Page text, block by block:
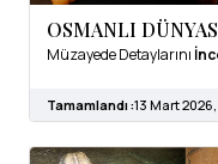
OSMANLI
Müzayede Detaylarını
Tamamlandı :13 Mart